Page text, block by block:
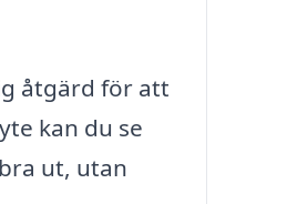
åtgärd för att
kan du se
ut, utan